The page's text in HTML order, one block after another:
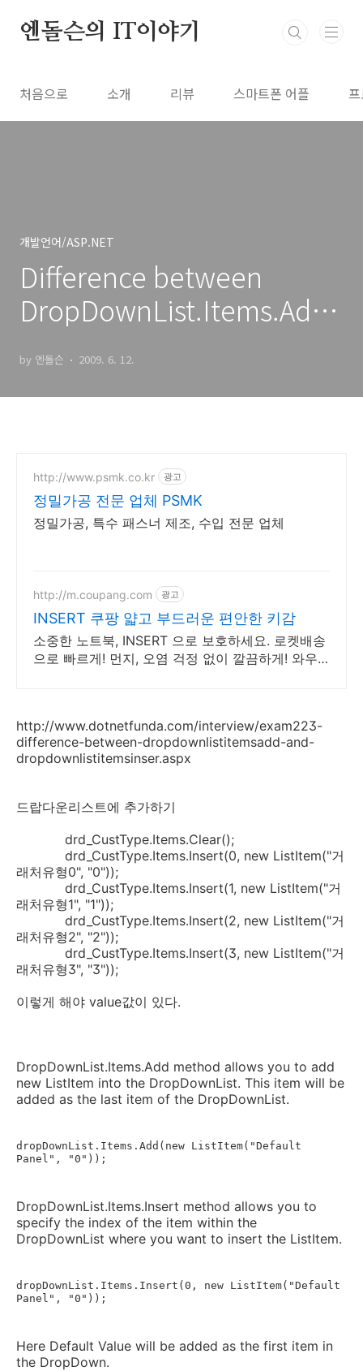
엔돌슨의 IT이야기
처음으로 소개 리뷰 스마트폰 어플
개발언어/ASP.NET
Difference between
DropDownList.Items.Add
DropDownList.Items.Insert
method
by 엔돌슨 2009. 6. 12.
http://www.psmk.co.kr 광고
정밀가공 전문 업체 PSMK
정밀가공, 특수 패스너 제조, 수입 전문 업체
http://m.coupang.com 광고
INSERT 쿠팡 얇고 부드러운 편안한 키감
소중한 노트북, INSERT 으로 보호하세요. 로켓배송
으로 빠르게! 먼지, 오염 걱정 없이 깔끔하게! 와우
http://www.dotnetfunda.com/interview/exam223-
difference-between-dropdownlistitemsadd-and-
dropdownlistitemsinser.aspx
드랍다운리스트에 추가하기
drd_CustType.Items.Clear();
drd_CustType.Items.Insert(0, new ListItem("거
래처유형0", "0"));
drd_CustType.Items.Insert(1, new ListItem("거
래처유형1", "1"));
drd_CustType.Items.Insert(2, new ListItem("거
래처유형2", "2"));
drd_CustType.Items.Insert(3, new ListItem("거
래처유형3", "3"));
이렇게 해야 value값이 있다.
DropDownList.Items.Add method allows you to add
new ListItem into the DropDownList. This item will be
added as the last item of the DropDownList.
dropDownList.Items.Add(new ListItem("Default
Panel", "0"));
DropDownList.Items.Insert method allows you to
specify the index of the item within the
DropDownList where you want to insert the ListItem.
dropDownList.Items.Insert(0, new ListItem("Default
Panel", "0"));
Here Default Value will be added as the first item in
the DropDown.